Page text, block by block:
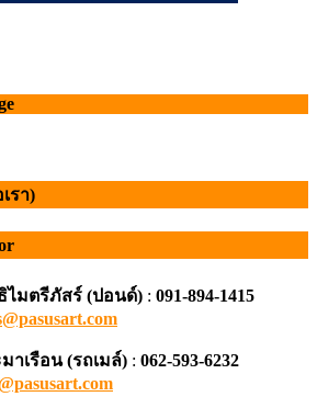
รา)
มตรีภัสร์ (ปอนด์) : 091-894-1415
าเรือน (รถเมล์) : 062-593-6232